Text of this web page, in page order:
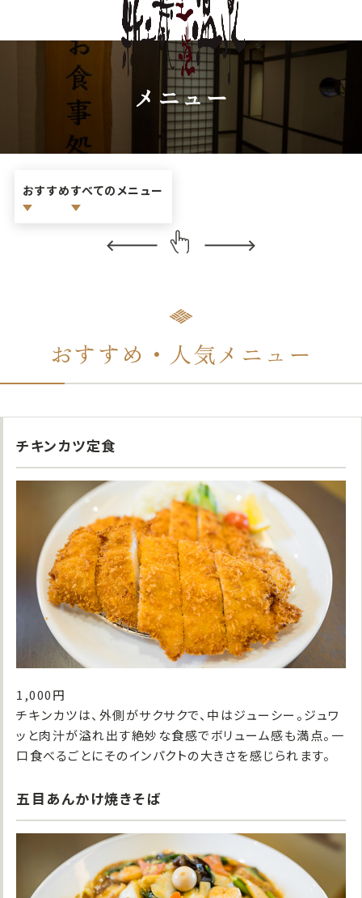
メニュー
おすすめすべてのメニュー
おすすめ・ 人気メニュー
チキンカツ定食
1,000円
チキンカツは、外側がサクサクで、中はジューシー。ジュワ
ッと肉汁が溢れ出す絶妙な食感でボリューム感も満点。一
口食べるごとにそのインパクトの大きさを感じられます。
五目あんかけ焼きそば